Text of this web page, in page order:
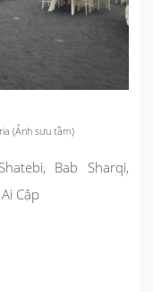
(Ảnh sưu tầm)
Bab Sharqi,
Cập